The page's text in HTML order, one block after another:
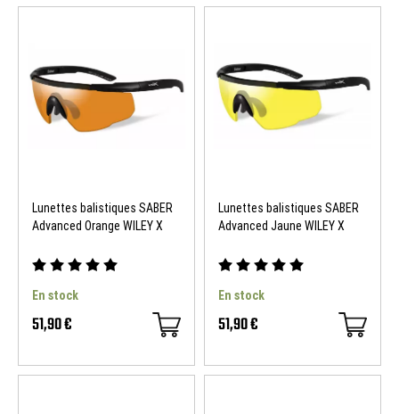
Lunettes balistiques SABER
Advanced Orange WILEY X
En stock
51,90 €
Lunettes balistiques SABER
Advanced Jaune WILEY X
En stock
51,90 €